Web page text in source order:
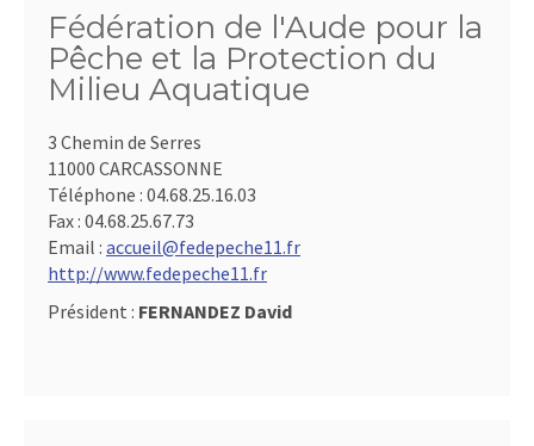
Fédération de l'Aude pour la
Pêche et la Protection du
Milieu Aquatique
3 Chemin de Serres
11000 CARCASSONNE
Téléphone : 04.68.25.16.03
Fax : 04.68.25.67.73
Email : accueil@fedepeche11.fr
http://www.fedepeche11.fr
Président : FERNANDEZ David